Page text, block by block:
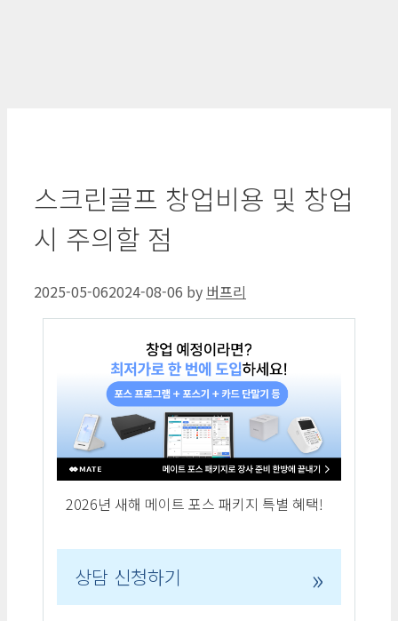
스크린골프 창업비용 및 창업
시 주의할 점
2025-05-062024-08-06 by 버프리
2026년 새해 메이트 포스 패키지 특별 혜택!
상담 신청하기 »